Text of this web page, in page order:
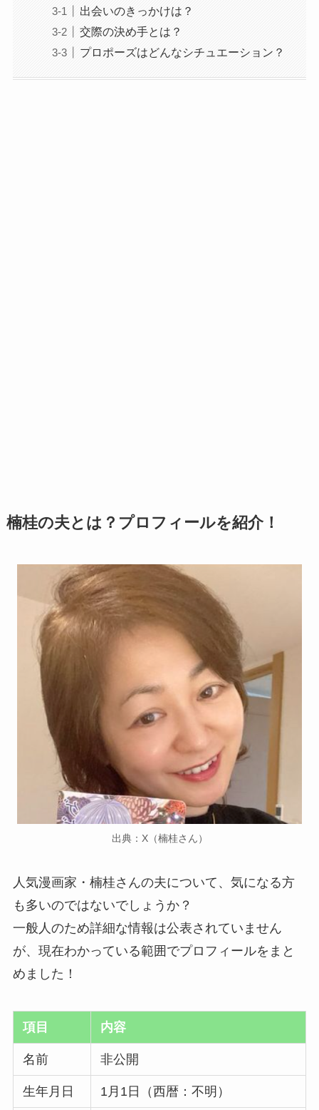
出会いのきっかけは？
交際の決め手とは？
プロポーズはどんなシチュエーション？
楠桂の夫とは？プロフィールを紹介！
出典：X（楠桂さん）
人気漫画家・楠桂さんの夫について、気になる方
も多いのではないでしょうか？
一般人のため詳細な情報は公表されていません
が、現在わかっている範囲でプロフィールをまと
めました！
項目 内容
名前 非公開
生年月日 1月1日（西暦：不明）